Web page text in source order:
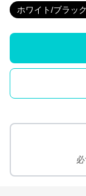
ホワイト/ブラック